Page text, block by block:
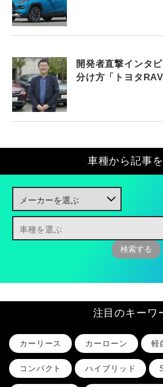
開発者直撃インタ
分け方「トヨタ
車種から記事
注目のキーワ
カーリース カーローン 軽
コンパクト ハイブリッド